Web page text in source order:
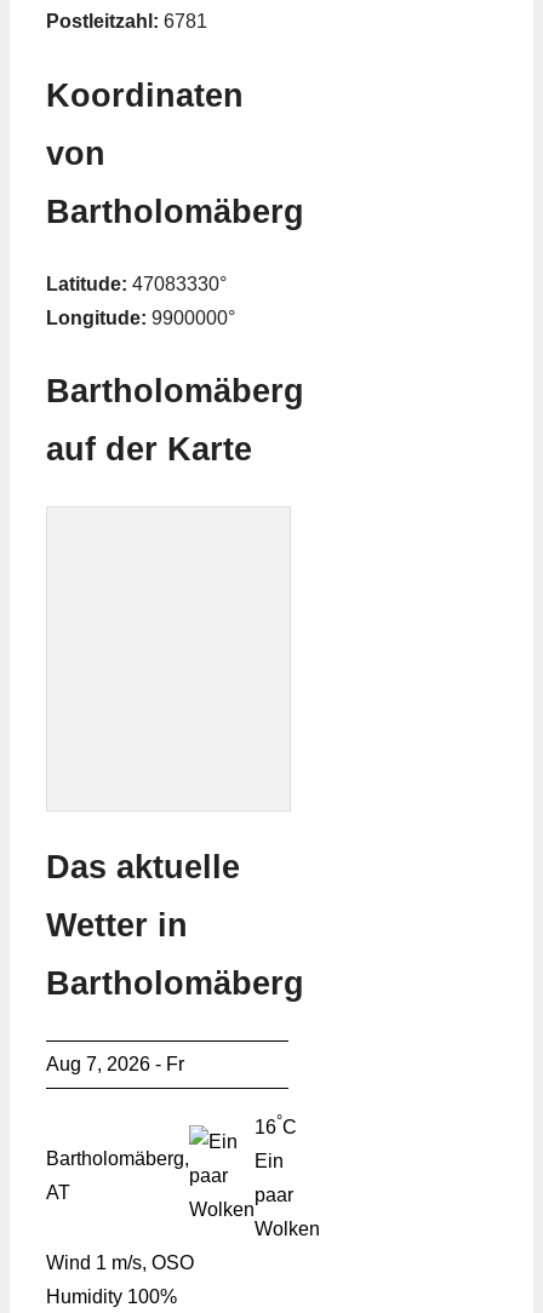
Postleitzahl: 6781
Koordinaten
von
Bartholomäberg
Latitude: 47083330°
Longitude: 9900000°
Bartholomäberg
auf der Karte
Das aktuelle
Wetter in
Bartholomäberg
Aug 7, 2026 - Fr
Bartholomäberg,
AT
16°C
Ein
paar
Wolken
Wind 1 m/s, OSO
Humidity 100%